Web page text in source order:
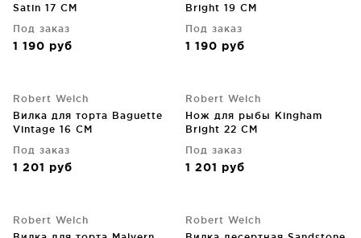
Satin 17 CM
Под заказ
1 190 руб
Bright 19 CM
Под заказ
1 190 руб
Robert Welch
Вилка для торта Baguette
Vintage 16 CM
Под заказ
1 201 руб
Robert Welch
Нож для рыбы Kingham
Bright 22 CM
Под заказ
1 201 руб
Robert Welch
Robert Welch